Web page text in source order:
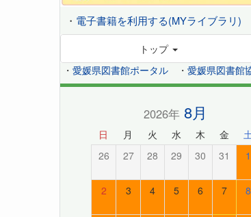
・ 電子書籍を利用する(MYライブラリ)
トップ
・ 愛媛県図書館ポータル ・ 愛媛県図書館
2026年 8月
日 月 火 水 木 金
26 27 28 29 30 31 1
2 3 4 5 6 7 8